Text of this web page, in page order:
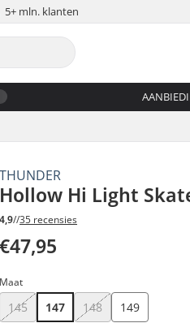
5+ mln. klanten
THUNDER
Hollow Hi Light
4,9//35 recensies
€47,95
Maat
145 147 148 149